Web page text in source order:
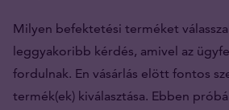
Milyen befektetési terméket
leggyakoribb kérdés, amivel az
fordulnak. En vásárlás elött fontos
termék(ek) kiválasztása. Ebben